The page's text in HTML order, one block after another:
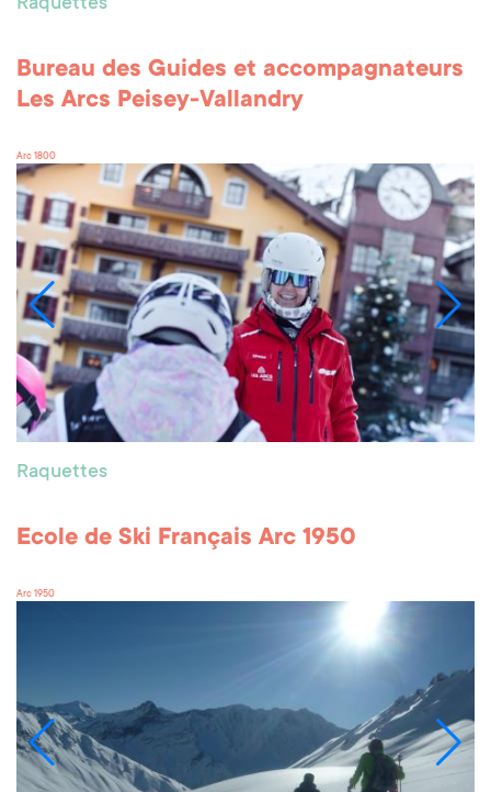
Bureau des Guides et accompagnateurs
Les Arcs Peisey-Vallandry
Arc 1800
Raquettes
Ecole de Ski Français Arc 1950
Arc 1950